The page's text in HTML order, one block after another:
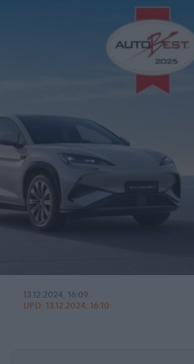
13.12.2024, 16:09
UPD: 13.12.2024, 16:10